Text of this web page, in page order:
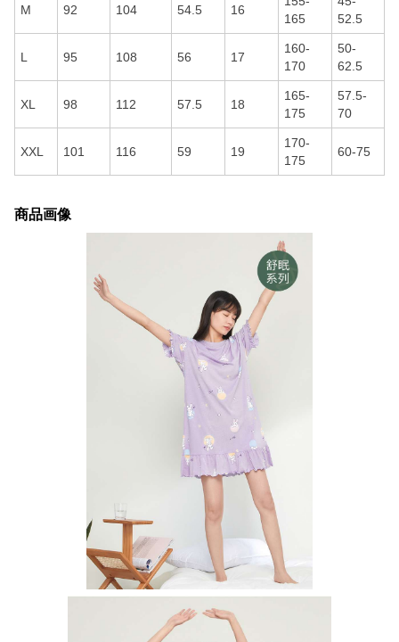
M 92 104 54.5 16
165
52.5
L 95 108 56 17
160-
170
50-
62.5
XL 98 112 57.5 18
165-
175
57.5-
70
XXL 101 116 59 19
170-
175
60-75
商品画像